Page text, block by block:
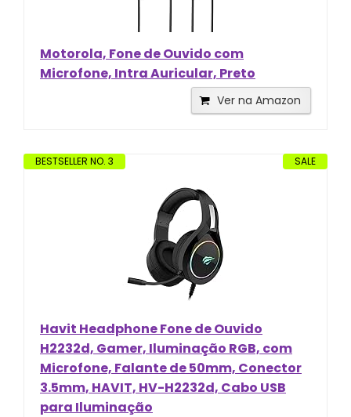
Motorola, Fone de Ouvido com
Microfone, Intra Auricular, Preto
Ver na Amazon
SALE
BESTSELLER NO. 3
Havit Headphone Fone de Ouvido
H2232d, Gamer, Iluminação RGB, com
Microfone, Falante de 50mm, Conector
3.5mm, HAVIT, HV-H2232d, Cabo USB
para Iluminação